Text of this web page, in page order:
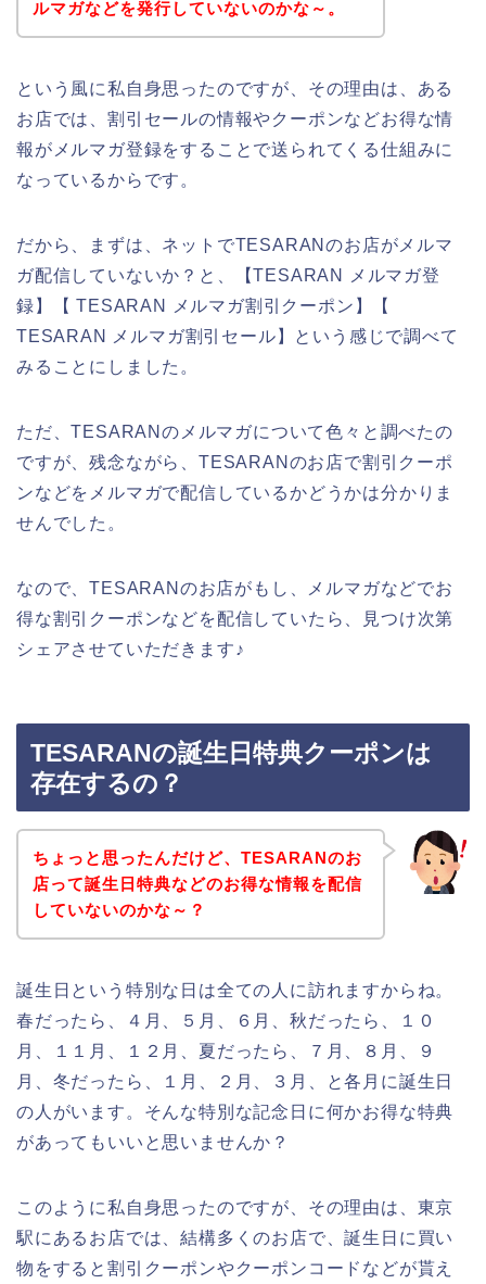
ルマガなどを発行していないのかな～。
という風に私自身思ったのですが、その理由は、ある
お店では、割引セールの情報やクーポンなどお得な情
報がメルマガ登録をすることで送られてくる仕組みに
なっているからです。
だから、まずは、ネットでTESARANのお店がメルマ
ガ配信していないか？と、【TESARAN メルマガ登
録】【 TESARAN メルマガ割引クーポン】【
TESARAN メルマガ割引セール】という感じで調べて
みることにしました。
ただ、TESARANのメルマガについて色々と調べたの
ですが、残念ながら、TESARANのお店で割引クーポ
ンなどをメルマガで配信しているかどうかは分かりま
せんでした。
なので、TESARANのお店がもし、メルマガなどでお
得な割引クーポンなどを配信していたら、見つけ次第
シェアさせていただきます♪
TESARANの誕生日特典クーポンは
存在するの？
ちょっと思ったんだけど、TESARANのお
店って誕生日特典などのお得な情報を配信
していないのかな～？
誕生日という特別な日は全ての人に訪れますからね。
春だったら、４月、５月、６月、秋だったら、１０
月、１１月、１２月、夏だったら、７月、８月、９
月、冬だったら、１月、２月、３月、と各月に誕生日
の人がいます。そんな特別な記念日に何かお得な特典
があってもいいと思いませんか？
このように私自身思ったのですが、その理由は、東京
駅にあるお店では、結構多くのお店で、誕生日に買い
物をすると割引クーポンやクーポンコードなどが貰え